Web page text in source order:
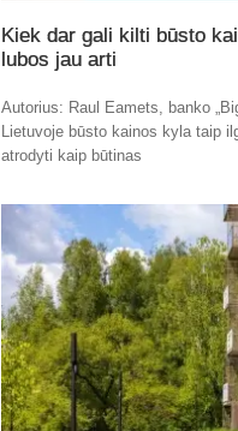
Kiek dar gali kilti būsto
lubos jau arti
Autorius: Raul Eamets, banko
Lietuvoje būsto kainos kyla taip
atrodyti kaip būtinas